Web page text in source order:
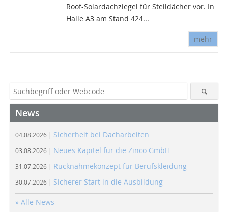
Roof-Solardachziegel für Steildächer vor. In
Halle A3 am Stand 424...
mehr
News
04.08.2026 | Sicherheit bei Dacharbeiten
03.08.2026 | Neues Kapitel für die Zinco GmbH
31.07.2026 | Rücknahmekonzept für Berufskleidung
30.07.2026 | Sicherer Start in die Ausbildung
» Alle News